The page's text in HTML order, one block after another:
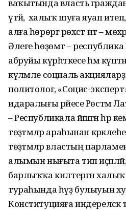
ваҡытында власть
үтәй, ә халыҡ шуға яуап
алға һөрөргә рөхсәт итә –
Әлеге һөҙөмтә –
абруйы күрһәткесе һәм
күләмле социаль
политолог, «Социс-
идаралығы рәйесе Рөстәм
– Республикала йәшәгән һәр
төҙәтмәләр араһынан
төҙәтмәләр властың
алымын нығыта тип иҫәпләй,
барлыҡҡа килтергән халыҡ
тураһында һүҙ булыуын
Конституцияға индереләсәк